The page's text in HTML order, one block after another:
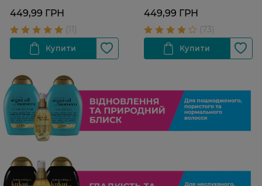
449,99 ГРН 449,99 ГРН